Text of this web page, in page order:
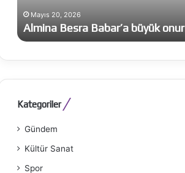
Mayıs 20, 2026
Almina Besra Babar’a büyük onur
Kategoriler
Gündem
Kültür Sanat
Spor